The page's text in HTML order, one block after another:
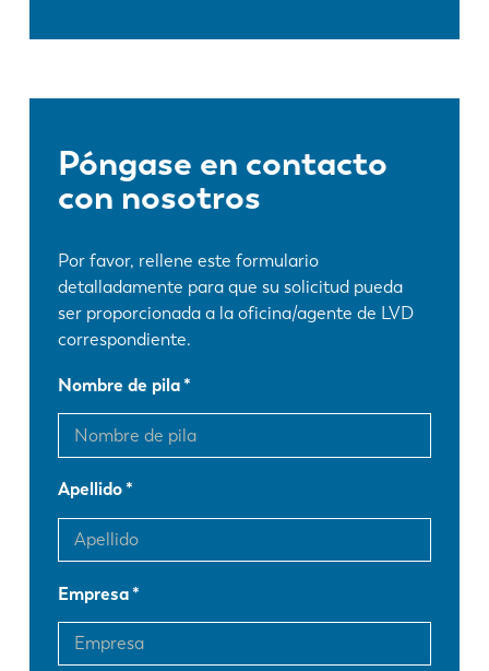
Póngase en contacto
con nosotros
Por favor, rellene este formulario
detalladamente para que su solicitud pueda
ser proporcionada a la oficina/agente de LVD
correspondiente.
Nombre de pila
Apellido
Empresa